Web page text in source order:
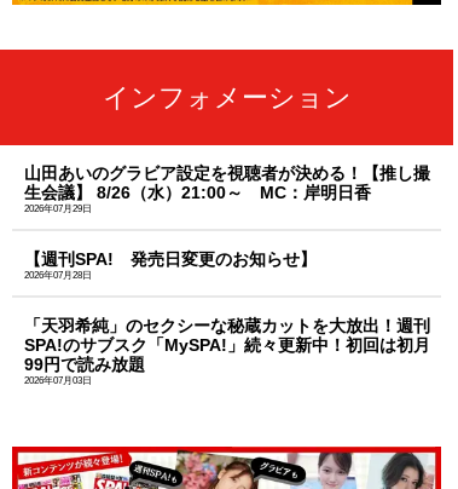
インフォメーション
山田あいのグラビア設定を視聴者が決める！【推し撮
生会議】 8/26（水）21:00～ MC：岸明日香
2026年07月29日
【週刊SPA! 発売日変更のお知らせ】
2026年07月28日
「天羽希純」のセクシーな秘蔵カットを大放出！週刊
SPA!のサブスク「MySPA!」続々更新中！初回は初月
99円で読み放題
2026年07月03日